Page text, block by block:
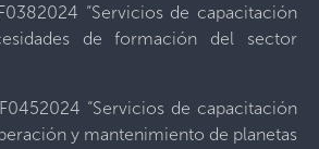
“Servicios de capacitación
de formación del sector
“Servicios de capacitación
y mantenimiento de planetas